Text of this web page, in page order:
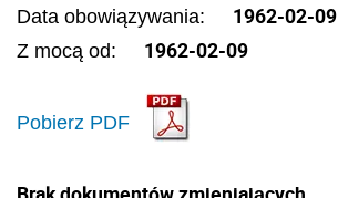
Data obowiązywania: 1962-02-09
Z mocą od: 1962-02-09
Pobierz PDF